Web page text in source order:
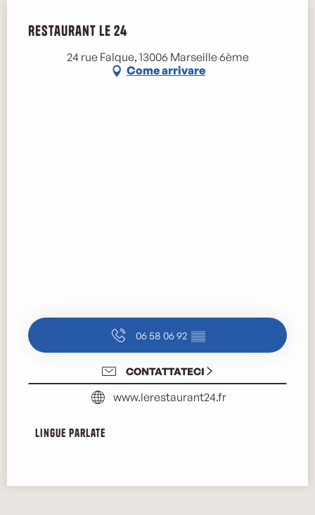
Restaurant Le 24
24 rue Falque, 13006 Marseille 6ème
Come arrivare
06 58 06 92 ▒▒
CONTATTATECI
www.lerestaurant24.fr
Lingue parlate
Lingue parlate